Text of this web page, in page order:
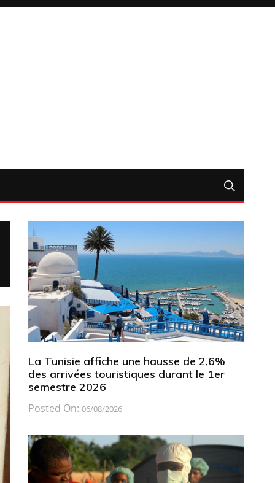
La Tunisie affiche une hausse de 2,6%
des arrivées touristiques durant le 1er
semestre 2026
Posted On: 06/08/2026